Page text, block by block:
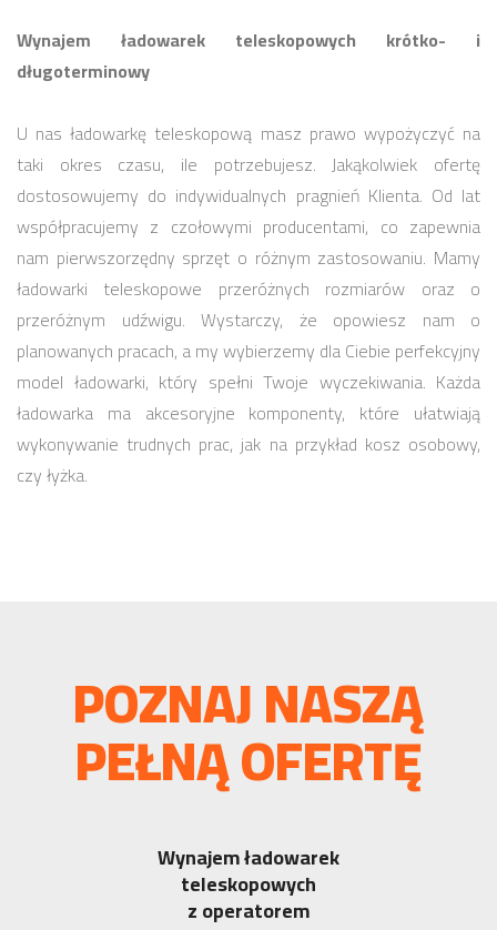
Wynajem ładowarek teleskopowych krótko- i
długoterminowy
U nas ładowarkę teleskopową masz prawo wypożyczyć na
taki okres czasu, ile potrzebujesz. Jakąkolwiek ofertę
dostosowujemy do indywidualnych pragnień Klienta. Od lat
współpracujemy z czołowymi producentami, co zapewnia
nam pierwszorzędny sprzęt o różnym zastosowaniu. Mamy
ładowarki teleskopowe przeróżnych rozmiarów oraz o
przeróżnym udźwigu. Wystarczy, że opowiesz nam o
planowanych pracach, a my wybierzemy dla Ciebie perfekcyjny
model ładowarki, który spełni Twoje wyczekiwania. Każda
ładowarka ma akcesoryjne komponenty, które ułatwiają
wykonywanie trudnych prac, jak na przykład kosz osobowy,
czy łyżka.
POZNAJ NASZĄ
PEŁNĄ OFERTĘ
Wynajem ładowarek
teleskopowych
z operatorem